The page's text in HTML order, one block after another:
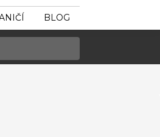
BLOG